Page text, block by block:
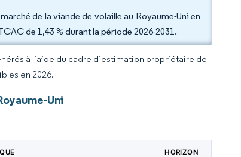
de la viande de volaille au Royaume-Uni en
de 1,43 % durant la période 2026-2031.
à l’aide du cadre d’estimation propriétaire de
en 2026.
Uni
HORIZON